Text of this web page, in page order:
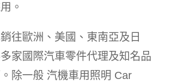
。
往歐洲、美國、東南亞及日
家國際汽車零件代理及知名品
除一般 汽機車用照明 Car